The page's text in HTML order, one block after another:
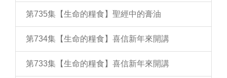
第735集【生命的糧食】聖經中的膏油
第734集【生命的糧食】喜信新年來開講
第733集【生命的糧食】喜信新年來開講